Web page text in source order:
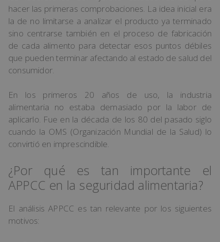
hacer las primeras comprobaciones. La idea inicial era
la de no limitarse a analizar el producto ya terminado
sino centrarse también en el proceso de fabricación
de cada alimento para detectar esos puntos débiles
que pueden terminar afectando al estado de salud del
consumidor.
En los primeros 20 años de uso, la industria
alimentaria no estaba demasiado por la labor de
aplicarlo. Fue en la década de los 80 del pasado siglo
cuando la OMS (Organización Mundial de la Salud) lo
convirtió en imprescindible.
¿Por qué es tan importante el
APPCC en la seguridad alimentaria?
El análisis APPCC es tan relevante por los siguientes
motivos: